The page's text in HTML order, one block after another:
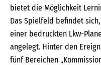
bietet die Möglichkeit
Das Spielfeld befindet
einer bedruckten Lkw-
angelegt. Hinter den
fünf Bereichen